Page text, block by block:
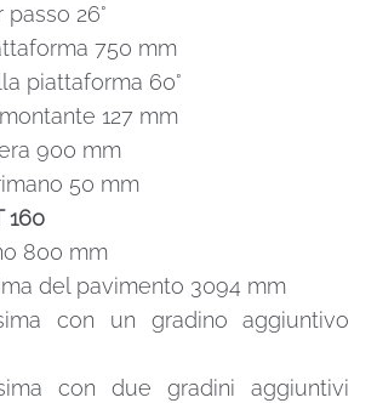
26°
750 mm
piattaforma 60°
127 mm
900 mm
50 mm
160
800 mm
del pavimento 3094 mm
con un gradino aggiuntivo
con due gradini aggiuntivi